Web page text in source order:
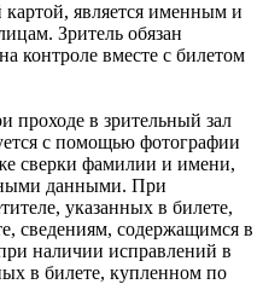
является именным и
Зритель обязан
контроле вместе с билетом
проходе в зрительный зал
с помощью фотографии
сверки фамилии и имени,
данными. При
указанных в билете,
сведениям, содержащимся в
наличии исправлений в
в билете, купленном по